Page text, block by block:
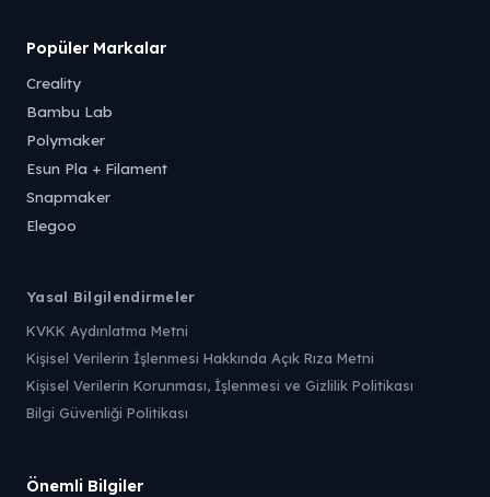
Popüler Markalar
Creality
Bambu Lab
Polymaker
Esun Pla + Filament
Snapmaker
Elegoo
Yasal Bilgilendirmeler
KVKK Aydınlatma Metni
Kişisel Verilerin İşlenmesi Hakkında Açık Rıza Metni
Kişisel Verilerin Korunması, İşlenmesi ve Gizlilik Politikası
Bilgi Güvenliği Politikası
Önemli Bilgiler